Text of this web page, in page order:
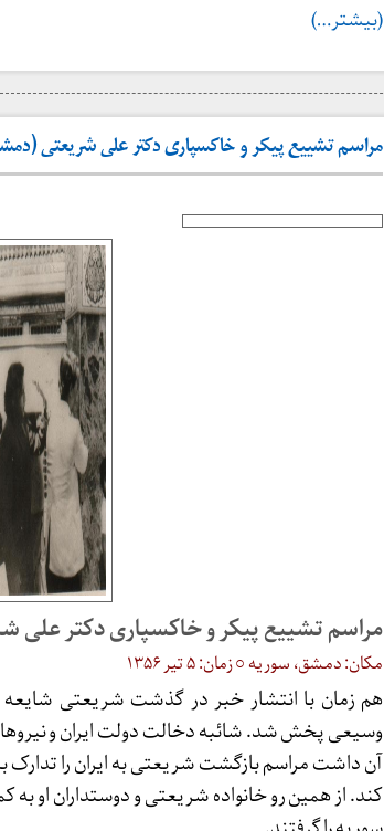
(بیشتر…)
مراسم تشییع پیکر و خاکسپاری دکتر علی شریعتی (دمشق ـ ۵ تیر
مراسم تشییع پیکر و خاکسپاری دکتر علی
مکان: دمشق، سوریه ○ زمان: ۵ تیر ۱۳۵۶
هم زمان با انتشار خبر در گذشت شریعتی
وسیعی پخش شد. شائبه دخالت دولت ایران و
آن داشت مراسم بازگشت شریعتی به ایران را تدارک
کند. از همین رو خانواده شریعتی و دوستداران او